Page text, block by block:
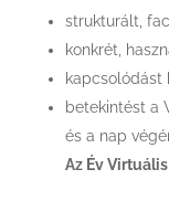
strukturált,
konkrét,
kapcsolódást
betekintést a
és a nap
Az Év